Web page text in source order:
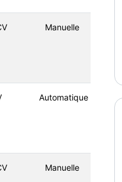
Manuelle
Automatique
Manuelle